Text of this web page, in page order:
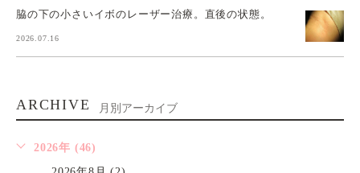
脇の下の小さいイボのレーザー治療。直後の状態。
2026.07.16
ARCHIVE 月別アーカイブ
2026年 (46)